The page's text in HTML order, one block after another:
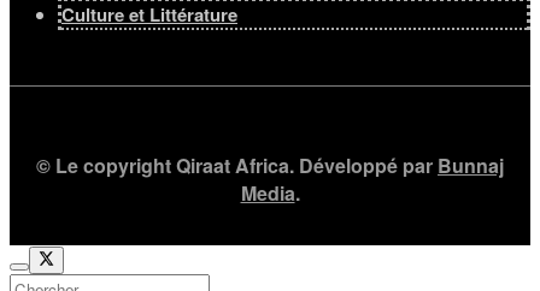
Culture et Littérature
© Le copyright Qiraat Africa. Développé par Bunnaj
Media.